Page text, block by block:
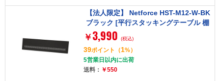
【法人限定】 Netforce HST-M12-W-BK
ブラック [平行スタッキングテーブル 棚
なし 幅1200専用幕板]
￥ 3,990 (税込)
39ポイント （1%）
5営業日以内に出荷
送料： ￥550